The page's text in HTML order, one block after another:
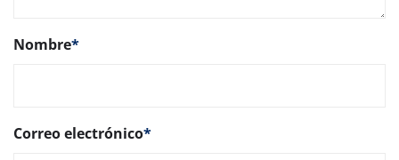
Nombre*
Correo electrónico*